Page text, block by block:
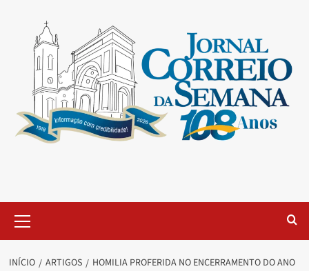
INÍCIO ARTIGOS
HOMILIA PROFERIDA NO ENCERRAMENTO DO ANO